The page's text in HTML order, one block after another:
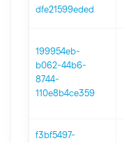
dfe21599eded
199954eb-
b062-44b6-
8744-
110e8b4ce359
f3bf5497-